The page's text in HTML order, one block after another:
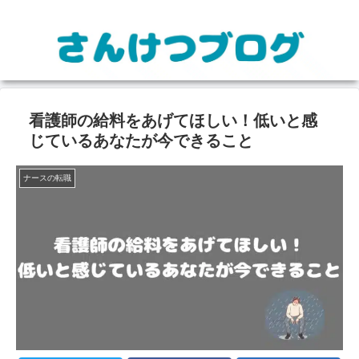
看護師の給料をあげてほしい！低いと感
じているあなたが今できること
ナースの転職